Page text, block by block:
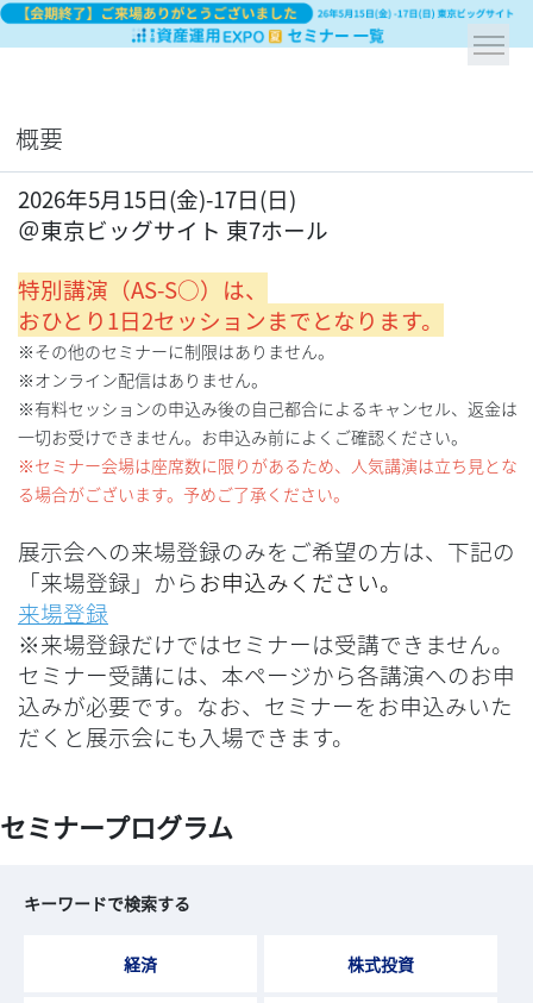
概要
2026年5月15日(金)-17日(日)
＠東京ビッグサイト 東7ホール
特別講演（AS-S○）は、
おひとり1日2セッションまでとなります。
※その他のセミナーに制限はありません。
※オンライン配信はありません。
※有料セッションの申込み後の自己都合によるキャンセル、返金は
一切お受けできません。お申込み前によくご確認ください。
※セミナー会場は座席数に限りがあるため、人気講演は立ち見とな
る場合がございます。予めご了承ください。
展示会への来場登録のみをご希望の方は、下記の
「来場登録」からお申込みください。
来場登録
※来場登録だけではセミナーは受講できません。
セミナー受講には、本ページから各講演へのお申
込みが必要です。なお、セミナーをお申込みいた
だくと展示会にも入場できます。
セミナープログラム
キーワードで検索する
経済 株式投資